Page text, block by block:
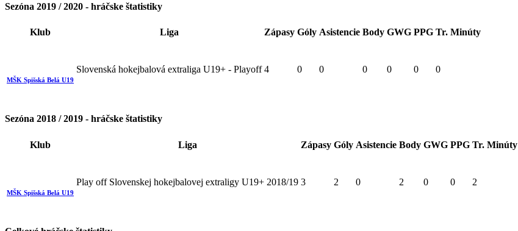
Sezóna 2019 / 2020 - hráčske štatistiky
Klub Liga Zápasy Góly Asistencie Body GWG PPG Tr. Minúty
MŠK Spišská Belá U19
Slovenská hokejbalová extraliga U19+ - Playoff 4 0 0 0 0 0 0
Sezóna 2018 / 2019 - hráčske štatistiky
Klub Liga Zápasy Góly Asistencie Body GWG PPG Tr. Minúty
MŠK Spišská Belá U19
Play off Slovenskej hokejbalovej extraligy U19+ 2018/19 3 2 0 2 0 0 2